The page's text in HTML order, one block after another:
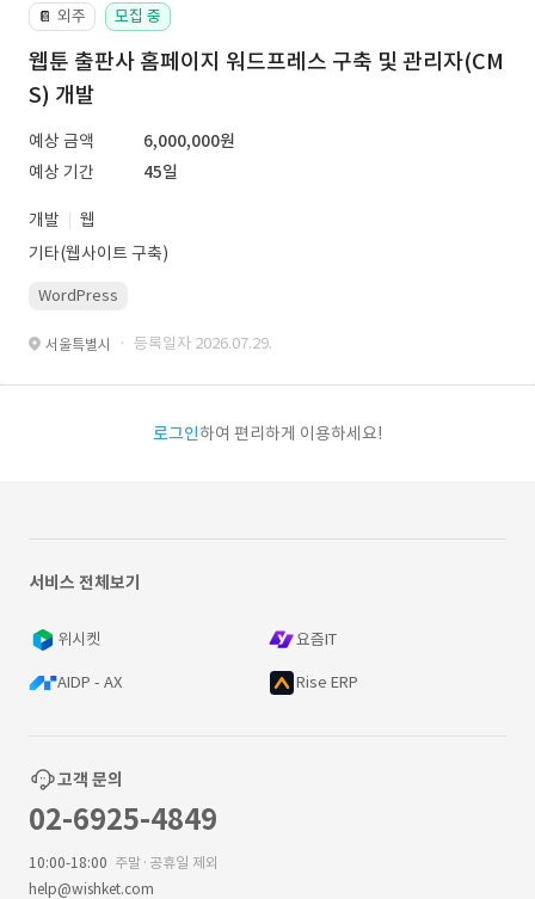
📔 외주 모집 중
웹툰 출판사 홈페이지 워드프레스 구축 및 관리자(CM
S) 개발
예상 금액
6,000,000원
예상 기간
45일
개발
웹
기타(웹사이트 구축)
WordPress
서울특별시 · 등록일자 2026.07.29.
로그인하여 편리하게 이용하세요!
서비스 전체보기
위시켓 요즘IT
AIDP - AX Rise ERP
고객 문의
02-6925-4849
10:00-18:00 주말·공휴일 제외
help@wishket.com